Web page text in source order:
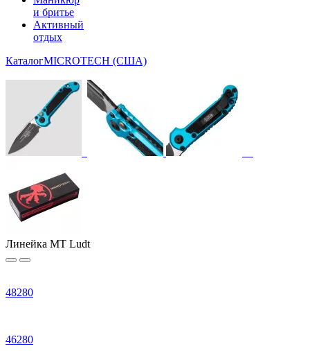
и бритье
Активный
отдых
КаталогMICROTECH (США)
Линейка MT Ludt
48280
46280